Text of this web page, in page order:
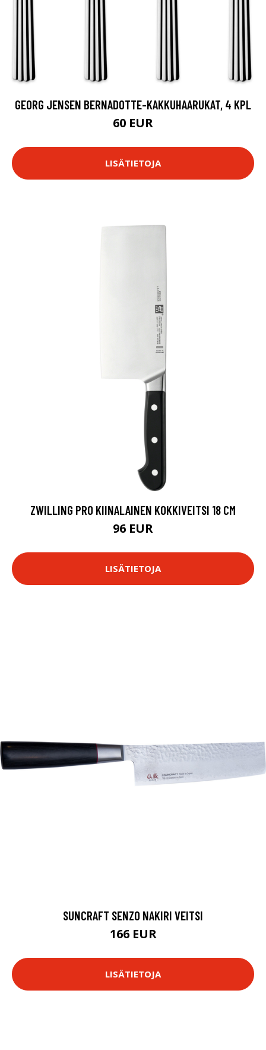
GEORG JENSEN BERNADOTTE-KAKKUHAARUKAT, 4 KPL
60 EUR
LISÄTIETOJA
ZWILLING PRO KIINALAINEN KOKKIVEITSI 18 CM
96 EUR
LISÄTIETOJA
SUNCRAFT SENZO NAKIRI VEITSI
166 EUR
LISÄTIETOJA